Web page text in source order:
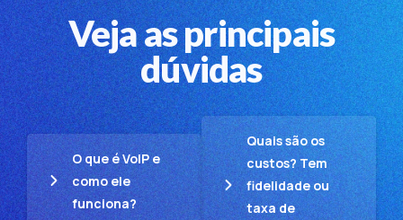
Veja as principais
dúvidas
O que é VoIP e
como ele
funciona?
Quais são os
custos? Tem
fidelidade ou
taxa de